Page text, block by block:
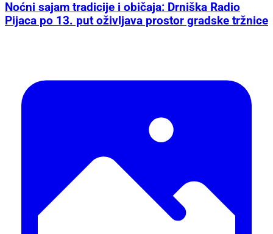
Noćni sajam tradicije i običaja: Drniška Radio
Pijaca po 13. put oživljava prostor gradske tržnice